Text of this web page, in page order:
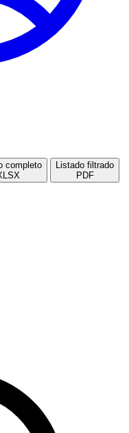
completo
Listado filtrado
PDF